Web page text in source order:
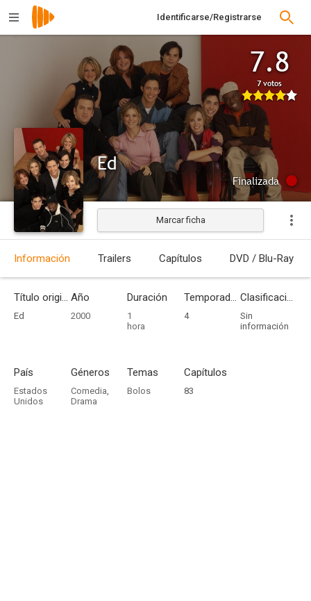
Identificarse/Registrarse
7.8
7 votos
Ed
Finalizada
Marcar ficha
Información Trailers Capítulos DVD / Blu-Ray
Título original
Ed
Año
2000
Duración
1
hora
Temporadas
4
Clasificación por edades
Sin
información
País
Estados
Unidos
Géneros
Comedia,
Drama
Temas
Bolos
Capítulos
83